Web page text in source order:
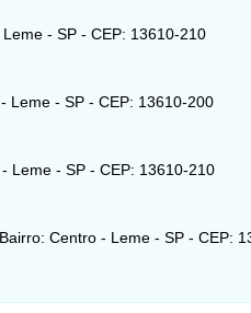
- SP - CEP: 13610-210
Leme - SP - CEP: 13610-200
Leme - SP - CEP: 13610-210
Centro - Leme - SP - CEP: